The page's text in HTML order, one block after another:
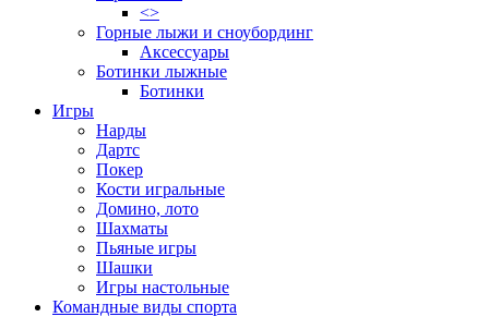
<>
Горные лыжи и сноубординг
Аксессуары
Ботинки лыжные
Ботинки
Игры
Нарды
Дартс
Покер
Кости игральные
Домино, лото
Шахматы
Пьяные игры
Шашки
Игры настольные
Командные виды спорта